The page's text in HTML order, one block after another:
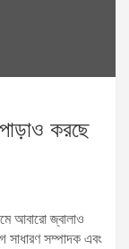
করছে
আবারো জ্বালাও
সম্পাদক এবং